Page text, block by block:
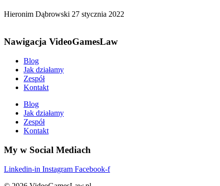
Hieronim Dąbrowski 27 stycznia 2022
Nawigacja VideoGamesLaw
Blog
Jak działamy
Zespół
Kontakt
Blog
Jak działamy
Zespół
Kontakt
My w Social Mediach
Linkedin-in Instagram Facebook-f